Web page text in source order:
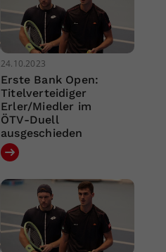
24.10.2023
Erste Bank Open:
Titelverteidiger
Erler/Miedler im
ÖTV-Duell
ausgeschieden